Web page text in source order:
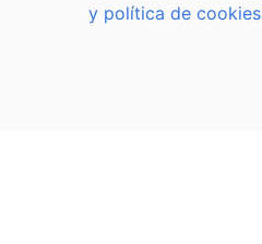
y política de cookies